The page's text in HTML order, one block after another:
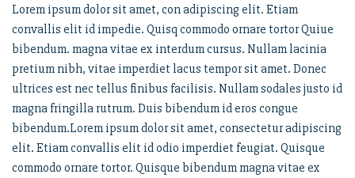
Lorem ipsum dolor sit amet, con adipiscing elit. Etiam
convallis elit id impedie. Quisq commodo ornare tortor Quiue
bibendum. magna vitae ex interdum cursus. Nullam lacinia
pretium nibh, vitae imperdiet lacus tempor sit amet. Donec
ultrices est nec tellus finibus facilisis. Nullam sodales justo id
magna fringilla rutrum. Duis bibendum id eros congue
bibendum.Lorem ipsum dolor sit amet, consectetur adipiscing
elit. Etiam convallis elit id odio imperdiet feugiat. Quisque
commodo ornare tortor. Quisque bibendum magna vitae ex